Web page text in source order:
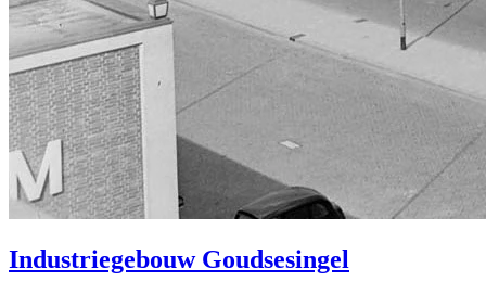
Industriegebouw Goudsesingel